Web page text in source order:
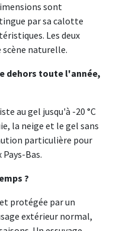
sont
par sa calotte
Les deux
scène naturelle.
dehors toute l'année,
au gel jusqu'à -20 °C
la neige et le gel sans
particulière pour
Bas.
?
protégée par un
extérieur normal,